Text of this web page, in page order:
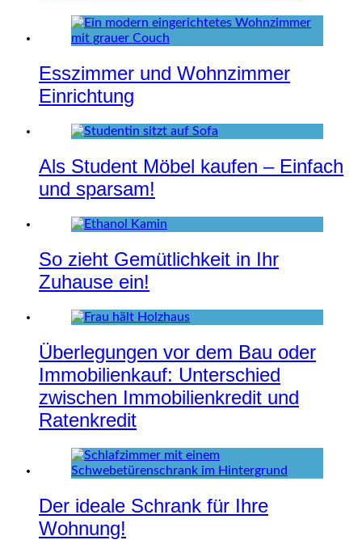
Esszimmer und Wohnzimmer
Einrichtung
Als Student Möbel kaufen – Einfach
und sparsam!
So zieht Gemütlichkeit in Ihr
Zuhause ein!
Überlegungen vor dem Bau oder
Immobilienkauf: Unterschied
zwischen Immobilienkredit und
Ratenkredit
Der ideale Schrank für Ihre
Wohnung!